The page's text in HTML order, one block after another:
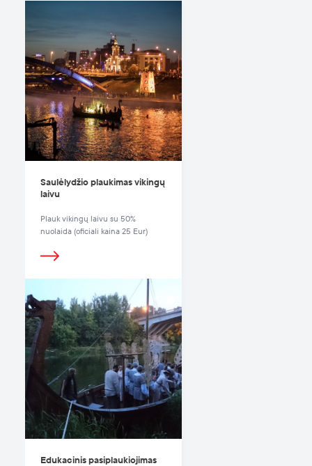
Saulėlydžio plaukimas vikingų
laivu
Plauk vikingų laivu su 50%
nuolaida (oficiali kaina 25 Eur)
Edukacinis pasiplaukiojimas